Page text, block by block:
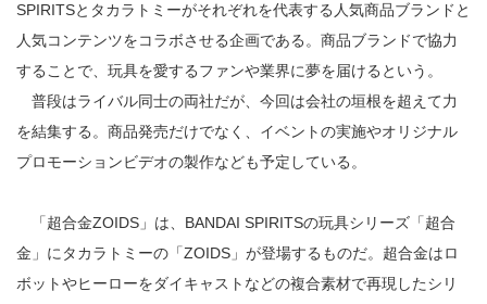
SPIRITSとタカラトミーがそれぞれを代表する人気商品ブランドと
人気コンテンツをコラボさせる企画である。商品ブランドで協力
することで、玩具を愛するファンや業界に夢を届けるという。
普段はライバル同士の両社だが、今回は会社の垣根を超えて力
を結集する。商品発売だけでなく、イベントの実施やオリジナル
プロモーションビデオの製作なども予定している。
「超合金ZOIDS」は、BANDAI SPIRITSの玩具シリーズ「超合
金」にタカラトミーの「ZOIDS」が登場するものだ。超合金はロ
ボットやヒーローをダイキャストなどの複合素材で再現したシリ